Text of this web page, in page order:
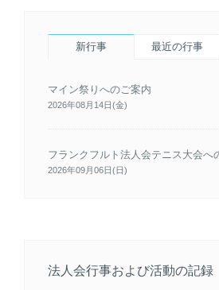
新行事 最近の行事
マイン祭りへのご案内
2026年08月14日(金)
フランクフルト法人会テニス大会へ
2026年09月06日(日)
法人会行事および活動の記録